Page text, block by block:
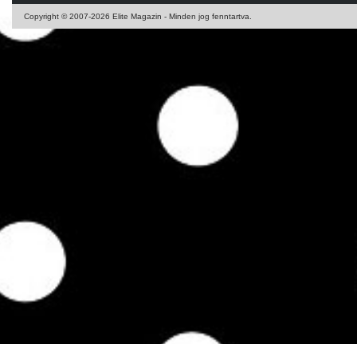
Copyright © 2007-2026 Elite Magazin - Minden jog fenntartva.